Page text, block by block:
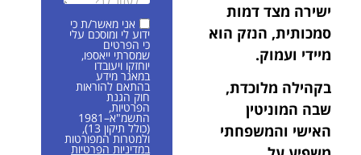
ישירה מצד דמות
סמכותית, הנזק הוא
מיידי ועמוק.
בקהילה מלוכדת,
שבה המוניטין
האישי והמשפחתי
אני מאשר/ת כי
ידוע לי ומוסכם עלי
כי הפרטים
שמסרתי ייאספו,
יוחזקו ויעובדו
במאגר מידע
בהתאם להוראות
חוק הגנת
הפרטיות,
התשמ"א–1981
(כולל תיקון 13),
ולמטרות המפורטות
במדיניות הפרטיות